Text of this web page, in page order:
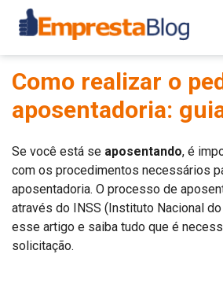
Como realizar o
aposentadoria:
Se você está se aposentando, é
com os procedimentos necessários
aposentadoria. O processo de
através do INSS (Instituto Nacional
esse artigo e saiba tudo que é
solicitação.